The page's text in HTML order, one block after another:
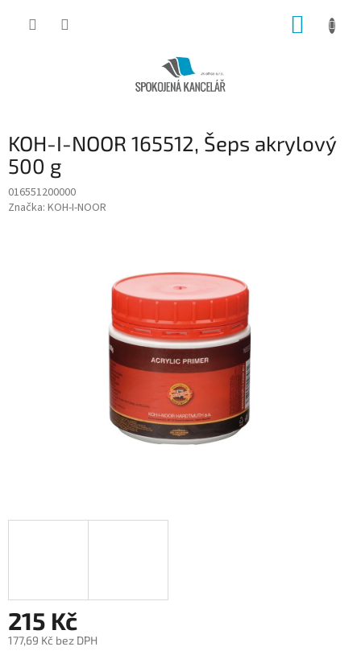
KOH-I-NOOR 165512, Šeps akrylový
500 g
016551200000
Značka: KOH-I-NOOR
215 Kč
177,69 Kč bez DPH